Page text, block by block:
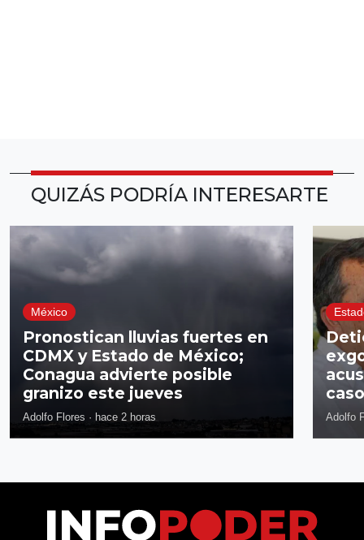
QUIZÁS PODRÍA INTERESARTE
México
CDMX y Estado de México;
granizo este jueves